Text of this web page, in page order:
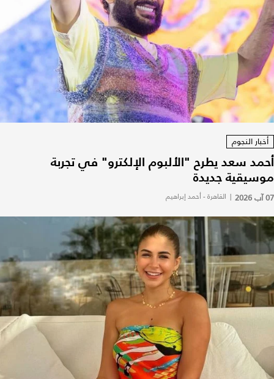
أخبار النجوم
أحمد سعد يطرح "الألبوم الإلكترو" في تجربة
موسيقية جديدة
07 آب 2026 | القاهرة - أحمد إبراهيم